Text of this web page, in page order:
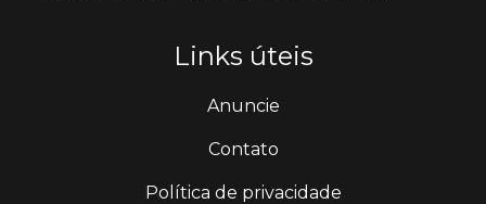
Links úteis
Anuncie
Contato
Política de privacidade